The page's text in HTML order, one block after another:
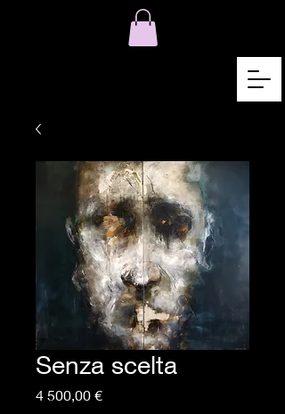
Senza scelta
4 500,00 €Pris